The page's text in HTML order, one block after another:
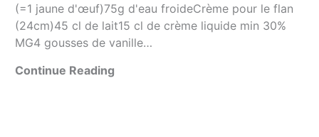
(=1 jaune d'œuf)75g d'eau froideCrème pour le flan
(24cm)45 cl de lait15 cl de crème liquide min 30%
MG4 gousses de vanille…
Continue Reading